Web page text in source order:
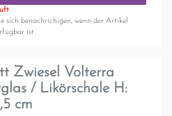
sich benachrichigen, wenn der Artikel
ist.
Zwiesel Volterra
/ Likörschale H:
cm